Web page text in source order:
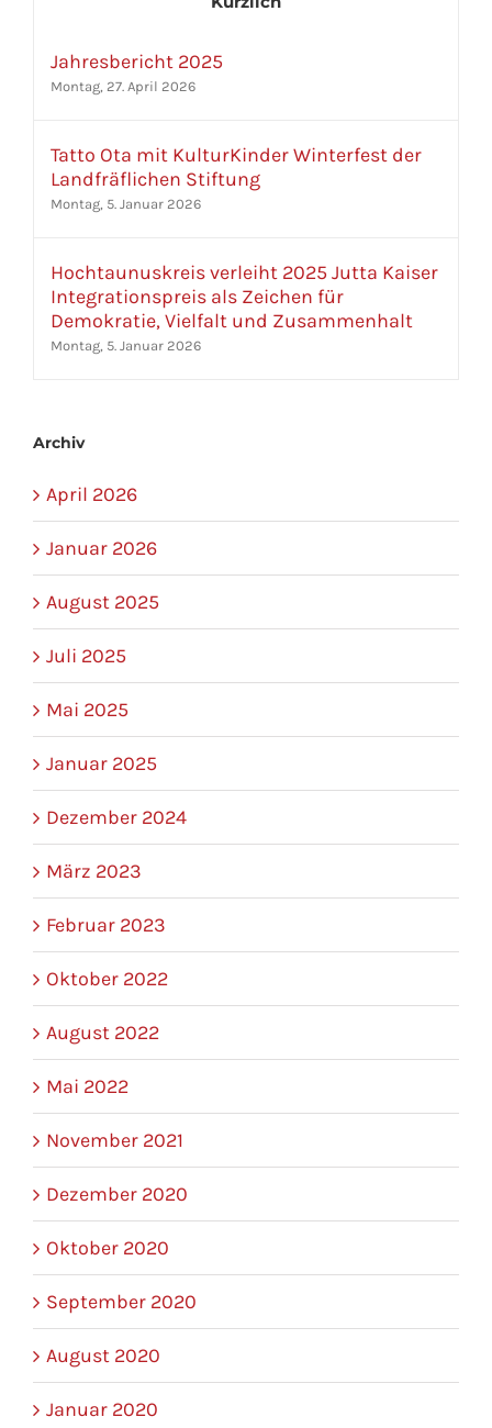
Jahresbericht 2025
Montag, 27. April 2026
Tatto Ota mit KulturKinder Winterfest der
Landfräflichen Stiftung
Montag, 5. Januar 2026
Hochtaunuskreis verleiht 2025 Jutta Kaiser
Integrationspreis als Zeichen für
Demokratie, Vielfalt und Zusammenhalt
Montag, 5. Januar 2026
Archiv
April 2026
Januar 2026
August 2025
Juli 2025
Mai 2025
Januar 2025
Dezember 2024
März 2023
Februar 2023
Oktober 2022
August 2022
Mai 2022
November 2021
Dezember 2020
Oktober 2020
September 2020
August 2020
Januar 2020